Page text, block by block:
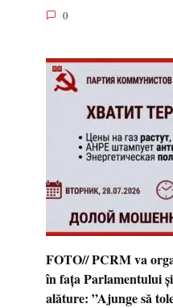
0
FOTO// PCRM va
în fața Parlamentului
alăture: ”Ajunge să